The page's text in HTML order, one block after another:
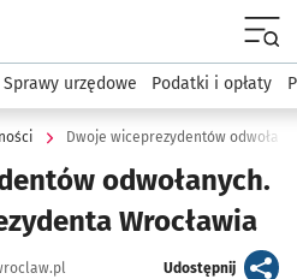
podserwis: Urząd
Sprawy urzędowe Podatki i opłaty
Dwoje wiceprezydentów
odwołanych.
Wrocławia
Udostępnijartykuł